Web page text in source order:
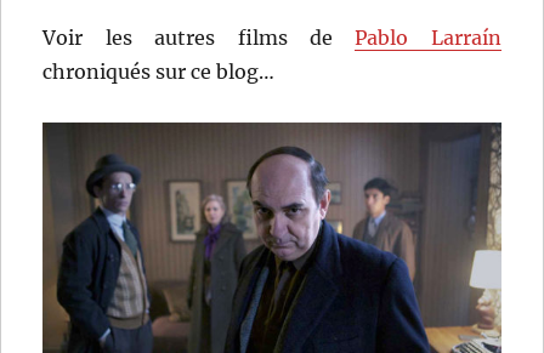
Voir les autres films dePablo Larraín
chroniqués sur ce blog…